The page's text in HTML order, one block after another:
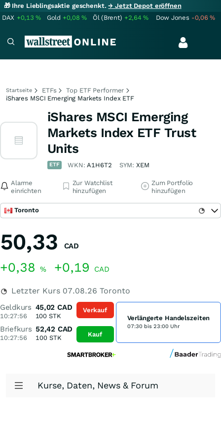
🎁 Ihre Lieblingsaktie geschenkt.→ Jetzt Depot eröffnen
DAX +0,13% Gold +0,08% Öl (Brent) +2,64% Dow Jones -0,06%
Startseite ETFs
Top ETF Performer
iShares MSCI Emerging Markets Index ETF
iShares MSCI Emerging
Markets Index ETF Trust
Units
ETF WKN:A1H6T2 SYM: XEM
Alarme
einrichten
Zur Watchlist
hinzufügen
Zum Portfolio
hinzufügen
Toronto
50,33 CAD
+0,38 % +0,19 CAD
Letzter Kurs 07.08.26 Toronto
Geldkurs
10:27:56
45,02 CAD
100 STK
Briefkurs
10:27:56
52,42 CAD
100STK
Verkauf
Kauf
Verlängerte Handelszeiten
07:30 bis 23:00 Uhr
Kurse, Daten, News & Forum